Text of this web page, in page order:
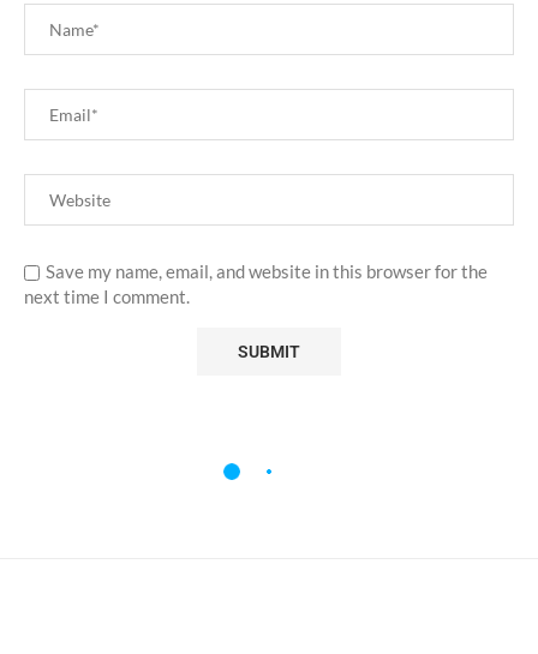
Save my name, email, and website in this browser for the
next time I comment.